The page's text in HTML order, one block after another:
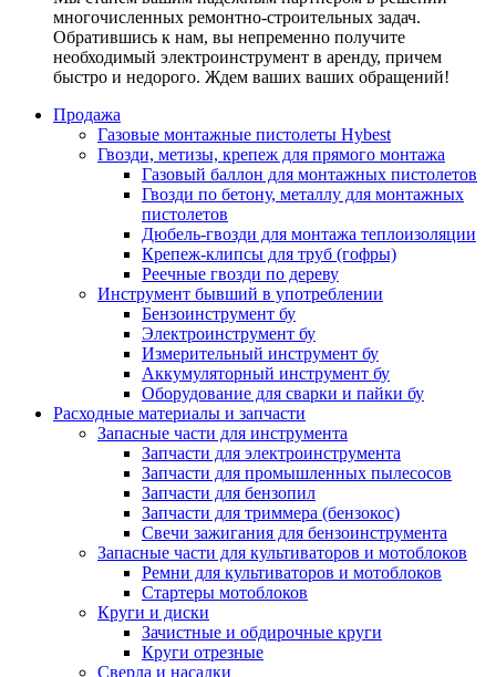
многочисленных ремонтно-строительных задач.
Обратившись к нам, вы непременно получите
необходимый электроинструмент в аренду, причем
быстро и недорого. Ждем ваших ваших обращений!
Продажа
Газовые монтажные пистолеты Hybest
Гвозди, метизы, крепеж для прямого монтажа
Газовый баллон для монтажных пистолетов
Гвозди по бетону, металлу для монтажных
пистолетов
Дюбель-гвозди для монтажа теплоизоляции
Крепеж-клипсы для труб (гофры)
Реечные гвозди по дереву
Инструмент бывший в употреблении
Бензоинструмент бу
Электроинструмент бу
Измерительный инструмент бу
Аккумуляторный инструмент бу
Оборудование для сварки и пайки бу
Расходные материалы и запчасти
Запасные части для инструмента
Запчасти для электроинструмента
Запчасти для промышленных пылесосов
Запчасти для бензопил
Запчасти для триммера (бензокос)
Свечи зажигания для бензоинструмента
Запасные части для культиваторов и мотоблоков
Ремни для культиваторов и мотоблоков
Стартеры мотоблоков
Круги и диски
Зачистные и обдирочные круги
Круги отрезные
Сверла и насадки